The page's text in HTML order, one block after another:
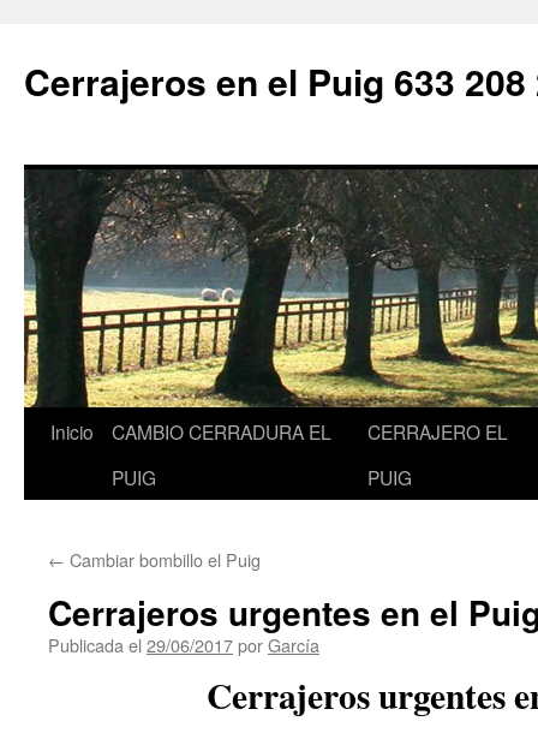
contenido
Cerrajeros en el Puig 633 208
Inicio
CAMBIO CERRADURA EL
PUIG
CERRAJERO EL
PUIG
← Cambiar bombillo el Puig
Cerrajeros urgentes en el
Publicada el 29/06/2017porGarcía
Cerrajeros urgentes